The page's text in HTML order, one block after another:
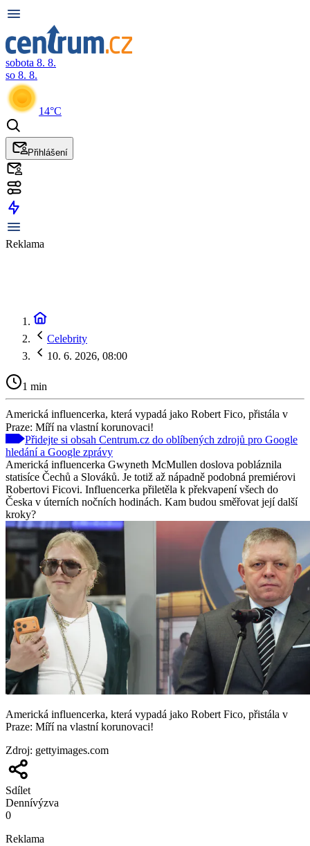
sobota 8. 8.
so 8. 8.
14°C
Přihlášení
Reklama
Celebrity
10. 6. 2026, 08:00
1 min
Americká influencerka, která vypadá jako Robert Fico, přistála v
Praze: Míří na vlastní korunovaci!
Přidejte si obsah Centrum.cz do oblíbených zdrojů pro Google
hledání a Google zprávy
Americká influencerka Gwyneth McMullen doslova pobláznila
statisíce Čechů a Slováků. Je totiž až nápadně podobná premiérovi
Robertovi Ficovi. Influencerka přiletěla k překvapení všech do
Česka v úterních nočních hodinách. Kam budou směřovat její další
kroky?
Americká influencerka, která vypadá jako Robert Fico, přistála v
Praze: Míří na vlastní korunovaci!
Zdroj: gettyimages.com
Sdílet
Dennívýzva
0
Reklama